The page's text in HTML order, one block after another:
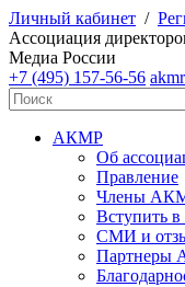
Личный кабинет /
Ассоциация
Медиа России
+7 (495) 157-56-56
АКМР
Об
Правление
Члены
Вступить
СМИ и
Партнеры